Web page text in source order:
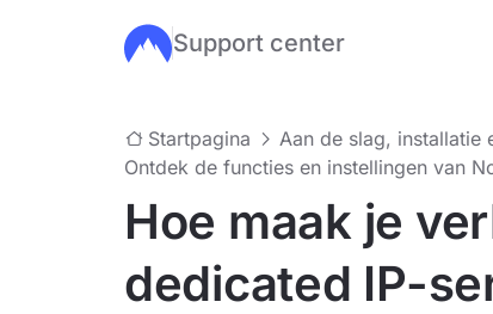
Ga naar de hoofdinhoud
Support center
Startpagina
Aan de slag, installatie
Ontdek de functies en instellingen van
Hoe maak je
dedicated IP-